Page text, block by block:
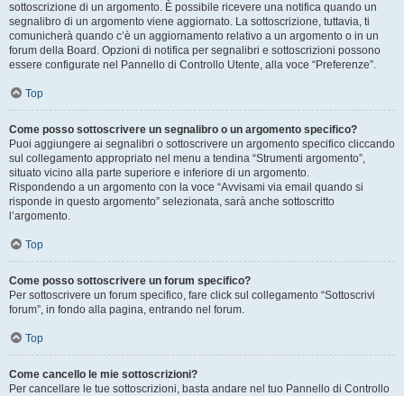
sottoscrizione di un argomento. È possibile ricevere una notifica quando un
segnalibro di un argomento viene aggiornato. La sottoscrizione, tuttavia, ti
comunicherà quando c’è un aggiornamento relativo a un argomento o in un
forum della Board. Opzioni di notifica per segnalibri e sottoscrizioni possono
essere configurate nel Pannello di Controllo Utente, alla voce “Preferenze”.
Top
Come posso sottoscrivere un segnalibro o un argomento specifico?
Puoi aggiungere ai segnalibri o sottoscrivere un argomento specifico cliccando
sul collegamento appropriato nel menu a tendina “Strumenti argomento”,
situato vicino alla parte superiore e inferiore di un argomento.
Rispondendo a un argomento con la voce “Avvisami via email quando si
risponde in questo argomento” selezionata, sarà anche sottoscritto
l’argomento.
Top
Come posso sottoscrivere un forum specifico?
Per sottoscrivere un forum specifico, fare click sul collegamento “Sottoscrivi
forum”, in fondo alla pagina, entrando nel forum.
Top
Come cancello le mie sottoscrizioni?
Per cancellare le tue sottoscrizioni, basta andare nel tuo Pannello di Controllo